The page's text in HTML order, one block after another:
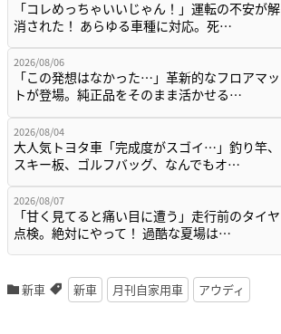
「コレめっちゃいいじゃん！」運転の不安が解
消された！ あらゆる車種に対応。死…
2026/08/06
「この発想はなかった…」革新的なフロアマッ
トが登場。純正品をそのまま活かせる…
2026/08/04
大人気トヨタ車「完成度がスゴイ…」釣り竿、
スキー板、ゴルフバッグ、なんでもオ…
2026/08/07
「甘く見てると痛い目に遭う」走行前のタイヤ
点検。絶対にやって！ 過酷な夏場は…
新車 新車 月刊自家用車 アウディ